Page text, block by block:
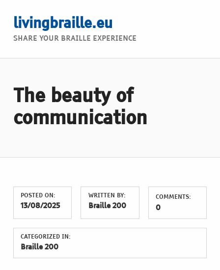
livingbraille.eu
SHARE YOUR BRAILLE EXPERIENCE
The beauty of
communication
POSTED ON:
13/08/2025
WRITTEN BY:
Braille 200
COMMENTS:
0
CATEGORIZED IN:
Braille 200